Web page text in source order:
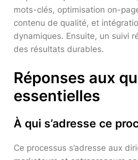
mots-clés, optimisation on-
contenu de qualité, et
dynamiques. Ensuite, un suivi
des résultats durables.
Réponses aux
essentielles
À qui s’adresse ce
Ce processus s’adresse aux